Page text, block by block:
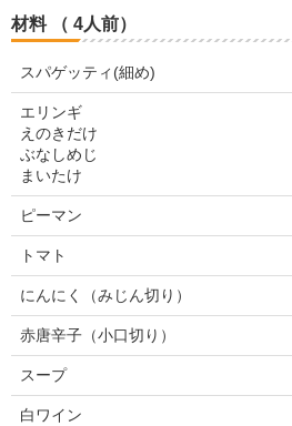
材料 （ 4人前）
スパゲッティ(細め)
エリンギ
えのきだけ
ぶなしめじ
まいたけ
ピーマン
トマト
にんにく（みじん切り）
赤唐辛子（小口切り）
スープ
白ワイン